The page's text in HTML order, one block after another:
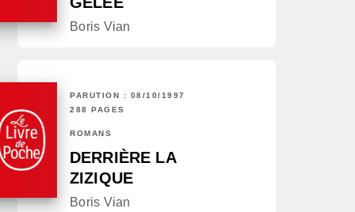
Boris Vian
PARUTION : 08/10/1997
288 PAGES
ROMANS
DERRIÈRE LA
ZIZIQUE
Boris Vian